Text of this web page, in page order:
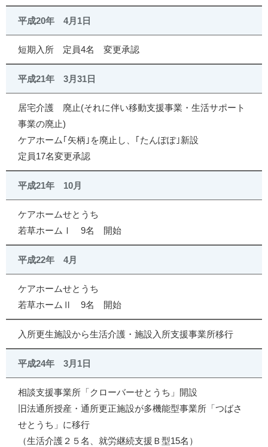
平成20年 4月1日
短期入所 定員4名 変更承認
平成21年 3月31日
居宅介護 廃止(それに伴い移動支援事業・生活サポート
事業の廃止)
ケアホーム｢矢柄｣を廃止し、｢たんぽぽ｣新設
定員17名変更承認
平成21年 10月
ケアホームせとうち
若草ホームⅠ 9名 開始
平成22年 4月
ケアホームせとうち
若草ホームⅡ 9名 開始
入所更生施設から生活介護・施設入所支援事業所移行
平成24年 3月1日
相談支援事業所「クローバーせとうち」開設
旧法通所授産・通所更正施設が多機能型事業所「つばさ
せとうち」に移行
（生活介護２５名、就労継続支援Ｂ型15名）